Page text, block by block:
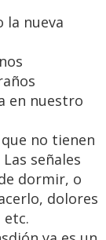
la nueva
en nuestro
no tienen
señales
dormir, o
dolores